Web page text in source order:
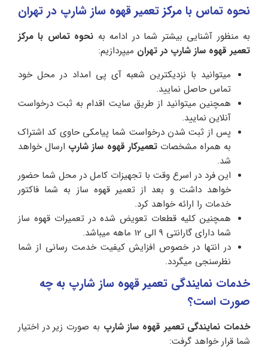
نحوه تماس با مرکز تعمیر قهوه ساز شارپ در تهران
به منظور آشنایی بیشتر شما در ادامه به نحوه تماس با مرکز
تعمیر قهوه ساز شارپ در تهران میپردازیم:
میتوانید با نزدیکترین شعبه آی پی امداد در محل خود
تماس حاصل نمایید.
همچنین میتوانید از طریق سایت اقدام به ثبت درخواست
آنلاین نمایید.
پس از ثبت شدن درخواست شما پیامکی حاوی کد اشتراک
به همراه مشخصاتتعمیرکار قهوه ساز شارپ ارسال خواهد
شد.
این فرد در اسرع وقت با تجهیزات کامل در محل شما حضور
خواهد داشت و بعد از تعمیر قهوه ساز به شما فاکتور
خدمات را ارائه خواهد کرد.
همچنین کلیه قطعات تعویض شده در تعمیرات قهوه ساز
شما دارای گارانتی 9 الی 12 ماهه میباشد.
در انتها در خصوص افزایش کیفیت خدمت رسانی از شما
نظرسنجی میگردد.
خدمات نمایندگی تعمیر قهوه ساز شارپ به چه
صورت است؟
خدمات نمایندگی تعمیر قهوه ساز شارپ به صورت زیر در اختیار
شما قرار خواهد گرفت: